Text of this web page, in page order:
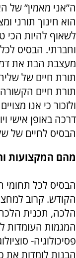
ה”אני מאמין” של
הוא חינוך תורני
לשאוף להיות הכי
וחברתי. הבסיס
מעצבת הבת את
תורת חיים של
תורת חיים
ולזכור כי אנו
דרכה באופן אישי
הבסיס לחיים של
מהם המקצועות
הבסיס לכל תחומי
הקודש. קרוב
הלכה, תכנית
המגמות העומדות
פסיכולוגיה-
הבנות לומדות את